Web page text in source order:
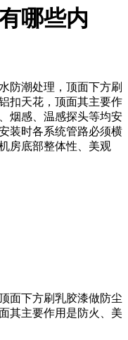
哪些内
防潮处理，顶面下方刷
扣天花，顶面其主要作
烟感、温感探头等均安
装时各系统管路必须横
房底部整体性、美观
面下方刷乳胶漆做防尘
其主要作用是防火、美